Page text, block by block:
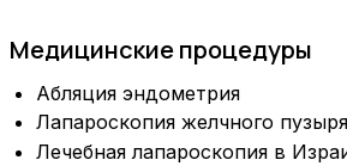
Медицинские процедуры
Абляция эндометрия
Лапароскопия желчного пузыря
Лечебная лапароскопия в